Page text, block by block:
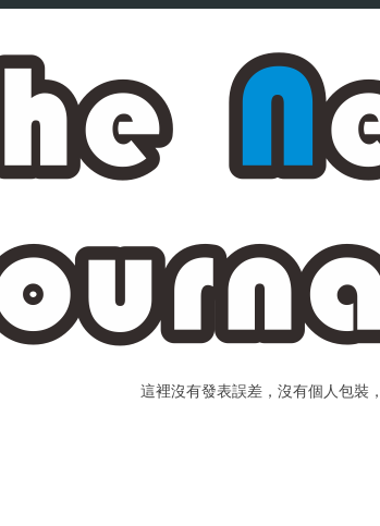
這裡沒有發表誤差，沒有個人包裝